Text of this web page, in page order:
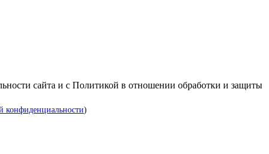
сайта и с Политикой в отношении обработки и защиты
конфиденциальности)